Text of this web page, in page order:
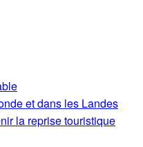
et dans les Landes
la reprise touristique